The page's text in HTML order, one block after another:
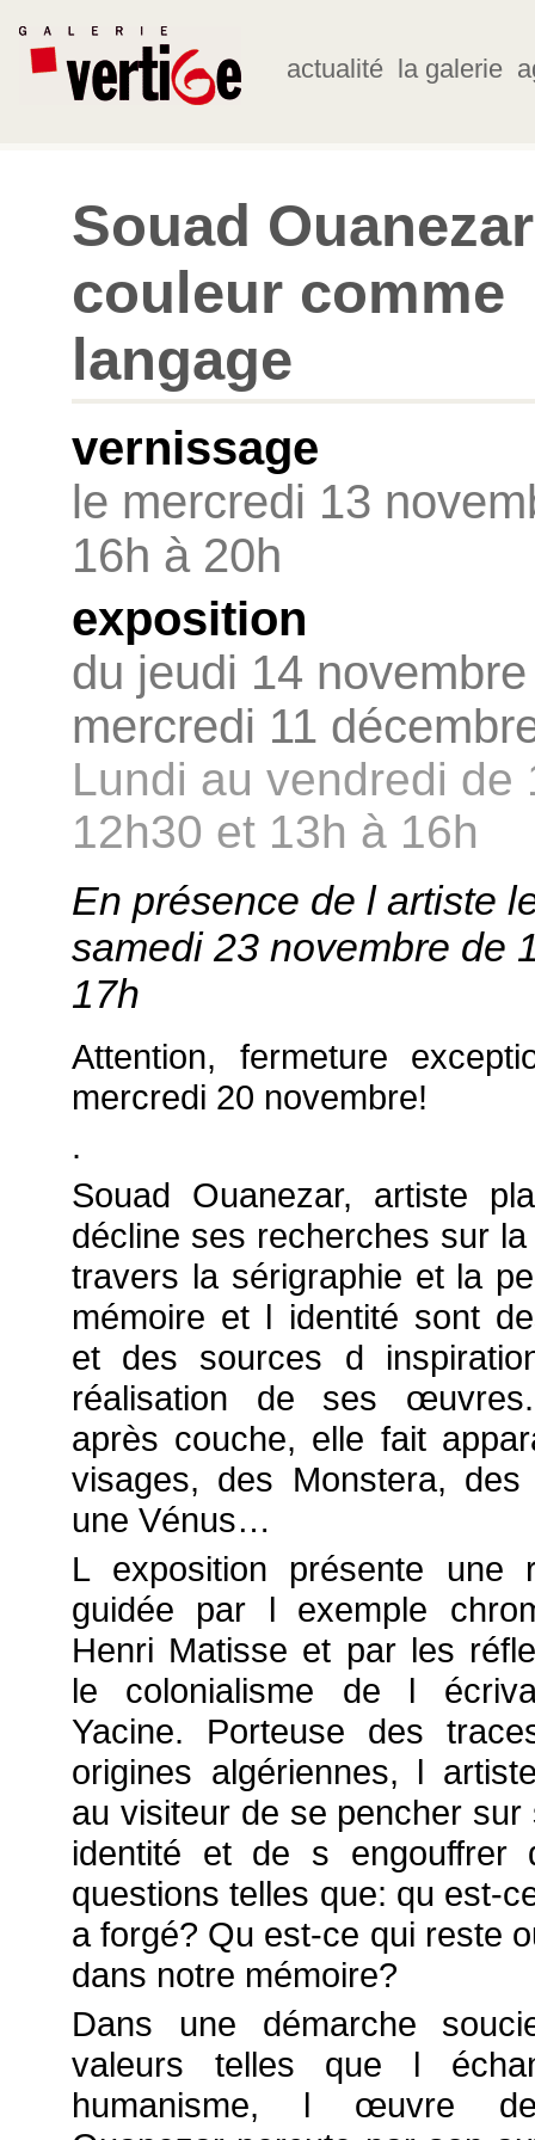
actualité la galerie
Souad
couleur comme
langage
vernissage
le mercredi 13
16h à 20h
exposition
du jeudi 14
mercredi 11
Lundi au vendredi de
12h30 et 13h à 16h
En présence de l artiste
samedi 23 novembre de
17h
Attention, fermeture
mercredi 20 novembre!
.
Souad Ouanezar, artiste
décline ses recherches sur
travers la sérigraphie et la
mémoire et l identité sont
et des sources d
réalisation de ses
après couche, elle fait
visages, des Monstera, des
une Vénus…
L exposition présente une
guidée par l exemple
Henri Matisse et par les
le colonialisme de l
Yacine. Porteuse des
origines algériennes, l
au visiteur de se pencher sur
identité et de s engouffrer
questions telles que: qu est-
a forgé? Qu est-ce qui reste
dans notre mémoire?
Dans une démarche
valeurs telles que l
humanisme, l œuvre